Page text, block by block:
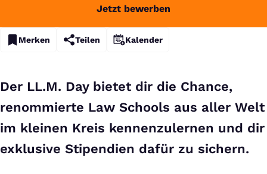
Jetzt bewerben
Merken Teilen Kalender
Der LL.M. Day bietet dir die Chance,
renommierte Law Schools aus aller Welt
im kleinen Kreis kennenzulernen und dir
exklusive Stipendien dafür zu sichern.